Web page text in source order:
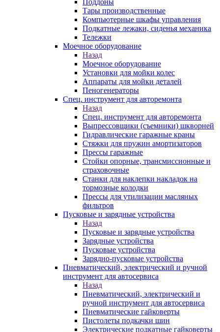
Поддоны
Тары производственные
Компьютерные шкафы управления
Подкатные лежаки, сиденья механика
Тележки
Моечное оборудование
Назад
Моечное оборудование
Установки для мойки колес
Аппараты для мойки деталей
Пеногенераторы
Спец. инструмент для авторемонта
Назад
Спец. инструмент для авторемонта
Выпрессовщики (съемники) шкворней
Гидравлические гаражные краны
Стяжки для пружин амортизаторов
Прессы гаражные
Стойки опорные, трансмиссионные и
страховочные
Станки для наклепки накладок на
тормозные колодки
Прессы для утилизации масляных
фильтров
Пусковые и зарядные устройства
Назад
Пусковые и зарядные устройства
Зарядные устройства
Пусковые устройства
Зарядно-пусковые устройства
Пневматический, электрический и ручной
инструмент для автосервиса
Назад
Пневматический, электрический и
ручной инструмент для автосервиса
Пневматические гайковерты
Пистолеты подкачки шин
Электрические подкатные гайковерты